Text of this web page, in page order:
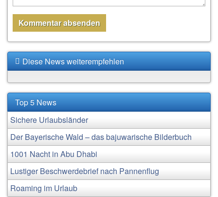
Diese News weiterempfehlen
Top 5 News
Sichere Urlaubsländer
Der Bayerische Wald – das bajuwarische Bilderbuch
1001 Nacht in Abu Dhabi
Lustiger Beschwerdebrief nach Pannenflug
Roaming im Urlaub